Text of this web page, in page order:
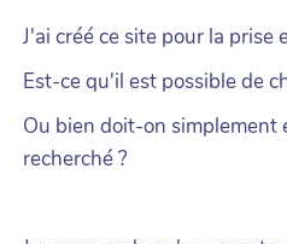
J'ai créé ce site pour la
Est-ce qu'il est possible de
Ou bien doit-on simplement
recherché ?